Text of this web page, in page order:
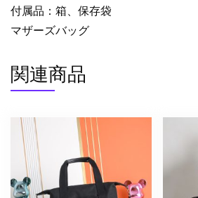
ブ
ル
フ
H001060EKBF
エ
メ
ー
付属品：箱、保存袋
マザーズバッグ
関連商品